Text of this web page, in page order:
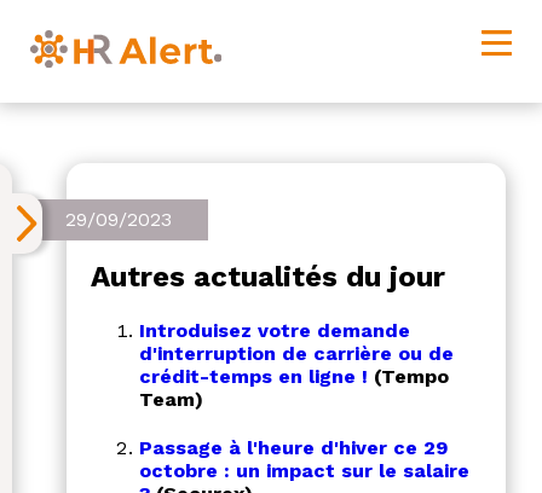
29/09/2023
Autres actualités du jour
Introduisez votre demande
d'interruption de carrière ou de
crédit-temps en ligne ! (Tempo
Team)
Passage à l'heure d'hiver ce 29
octobre : un impact sur le salaire